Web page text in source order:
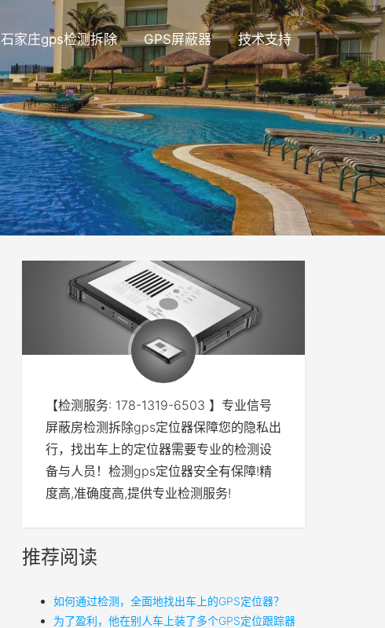
石家庄gps检测拆除 GPS屏蔽器 技术支持
【检测服务: 178-1319-6503 】专业信号
屏蔽房检测拆除gps定位器保障您的隐私出
行，找出车上的定位器需要专业的检测设
备与人员！检测gps定位器安全有保障!精
度高,准确度高,提供专业检测服务!
推荐阅读
如何通过检测，全面地找出车上的GPS定位器？
为了盈利，他在别人车上装了多个GPS定位跟踪器